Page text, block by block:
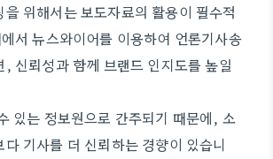
위해서는 보도자료의 활용이 필수적
서 뉴스와이어를 이용하여 언론기사송
, 신뢰성과 함께 브랜드 인지도를 높일
있는 정보원으로 간주되기 때문에, 소
기사를 더 신뢰하는 경향이 있습니